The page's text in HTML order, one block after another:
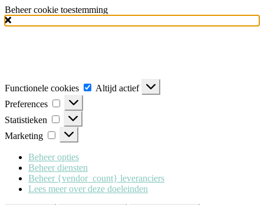
Beheer cookie toestemming
Functionele cookies
Altijd actief
Preferences
Statistieken
Marketing
Beheer opties
Beheer diensten
Beheer {vendor_count} leveranciers
Lees meer over deze doeleinden